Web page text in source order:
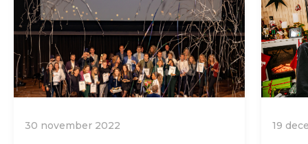
30 november 2022 19